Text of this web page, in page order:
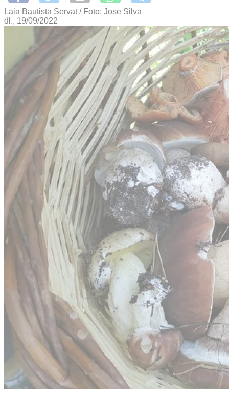
Laia Bautista Servat / Foto: Jose Silva
dl., 19/09/2022